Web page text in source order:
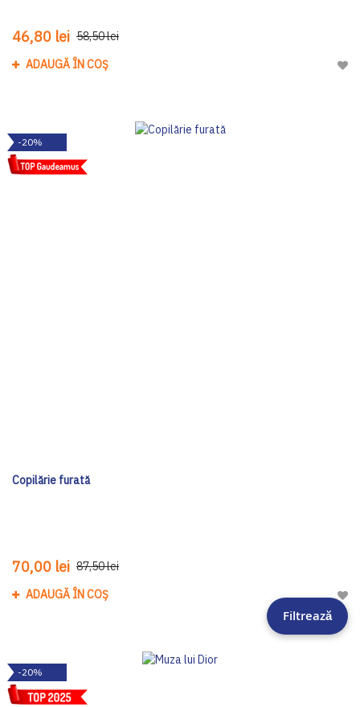
46,80 lei 58,50 lei
ADAUGĂ ÎN COȘ
-20%
Copilărie furată
70,00 lei 87,50 lei
ADAUGĂ ÎN COȘ
-20%
Filtrează